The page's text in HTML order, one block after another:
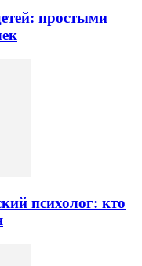
простыми
психолог: кто